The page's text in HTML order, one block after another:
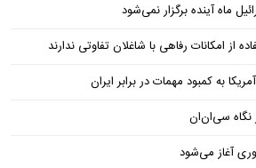
ماه آینده برگزار نمی‌شود
از امکانات رفاهی با شاغلان تفاوتی ندارند
به کمبود مهمات در برابر ایران
سی‌ان‌ان
آغاز می‌شود